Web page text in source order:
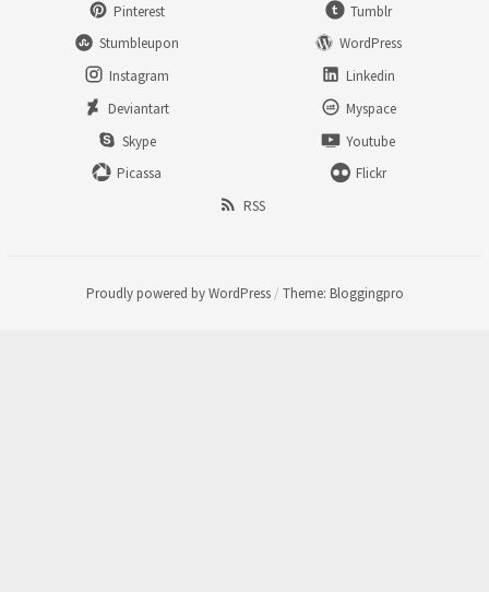
Pinterest
Tumblr
Stumbleupon
WordPress
Instagram
Linkedin
Deviantart
Myspace
Skype
Youtube
Picassa
Flickr
RSS
Proudly powered by WordPress / Theme: Bloggingpro